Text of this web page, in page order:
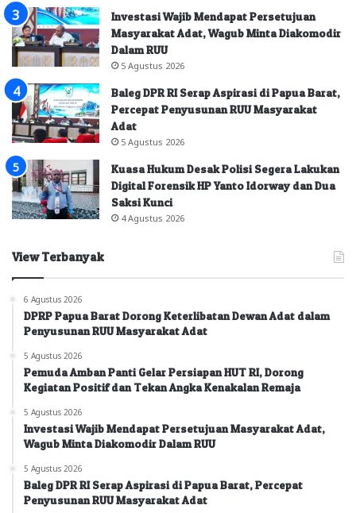
Investasi Wajib Mendapat Persetujuan
Masyarakat Adat, Wagub Minta Diakomodir
Dalam RUU
5 Agustus 2026
Baleg DPR RI Serap Aspirasi di Papua Barat,
Percepat Penyusunan RUU Masyarakat
Adat
5 Agustus 2026
Kuasa Hukum Desak Polisi Segera Lakukan
Digital Forensik HP Yanto Idorway dan Dua
Saksi Kunci
4 Agustus 2026
View Terbanyak
6 Agustus 2026
DPRP Papua Barat Dorong Keterlibatan Dewan Adat dalam
Penyusunan RUU Masyarakat Adat
5 Agustus 2026
Pemuda Amban Panti Gelar Persiapan HUT RI, Dorong
Kegiatan Positif dan Tekan Angka Kenakalan Remaja
5 Agustus 2026
Investasi Wajib Mendapat Persetujuan Masyarakat Adat,
Wagub Minta Diakomodir Dalam RUU
5 Agustus 2026
Baleg DPR RI Serap Aspirasi di Papua Barat, Percepat
Penyusunan RUU Masyarakat Adat